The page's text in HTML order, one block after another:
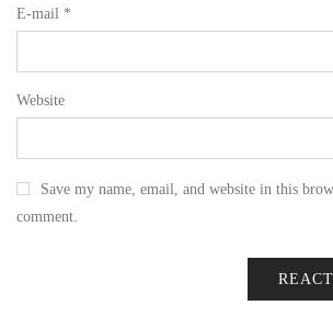
E-mail *
Website
Save my name, email, and website in this
comment.